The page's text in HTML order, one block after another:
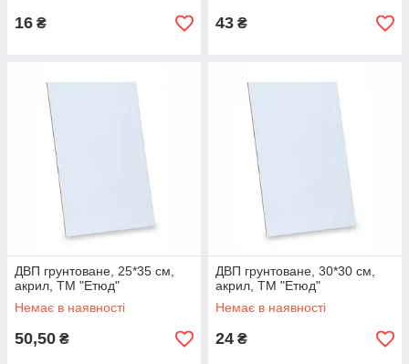
16 ₴ 43 ₴
ДВП грунтоване, 25*35 см,
акрил, ТМ "Етюд"
Немає в наявності
50,50 ₴
ДВП грунтоване, 30*30 см,
акрил, ТМ "Етюд"
Немає в наявності
24 ₴